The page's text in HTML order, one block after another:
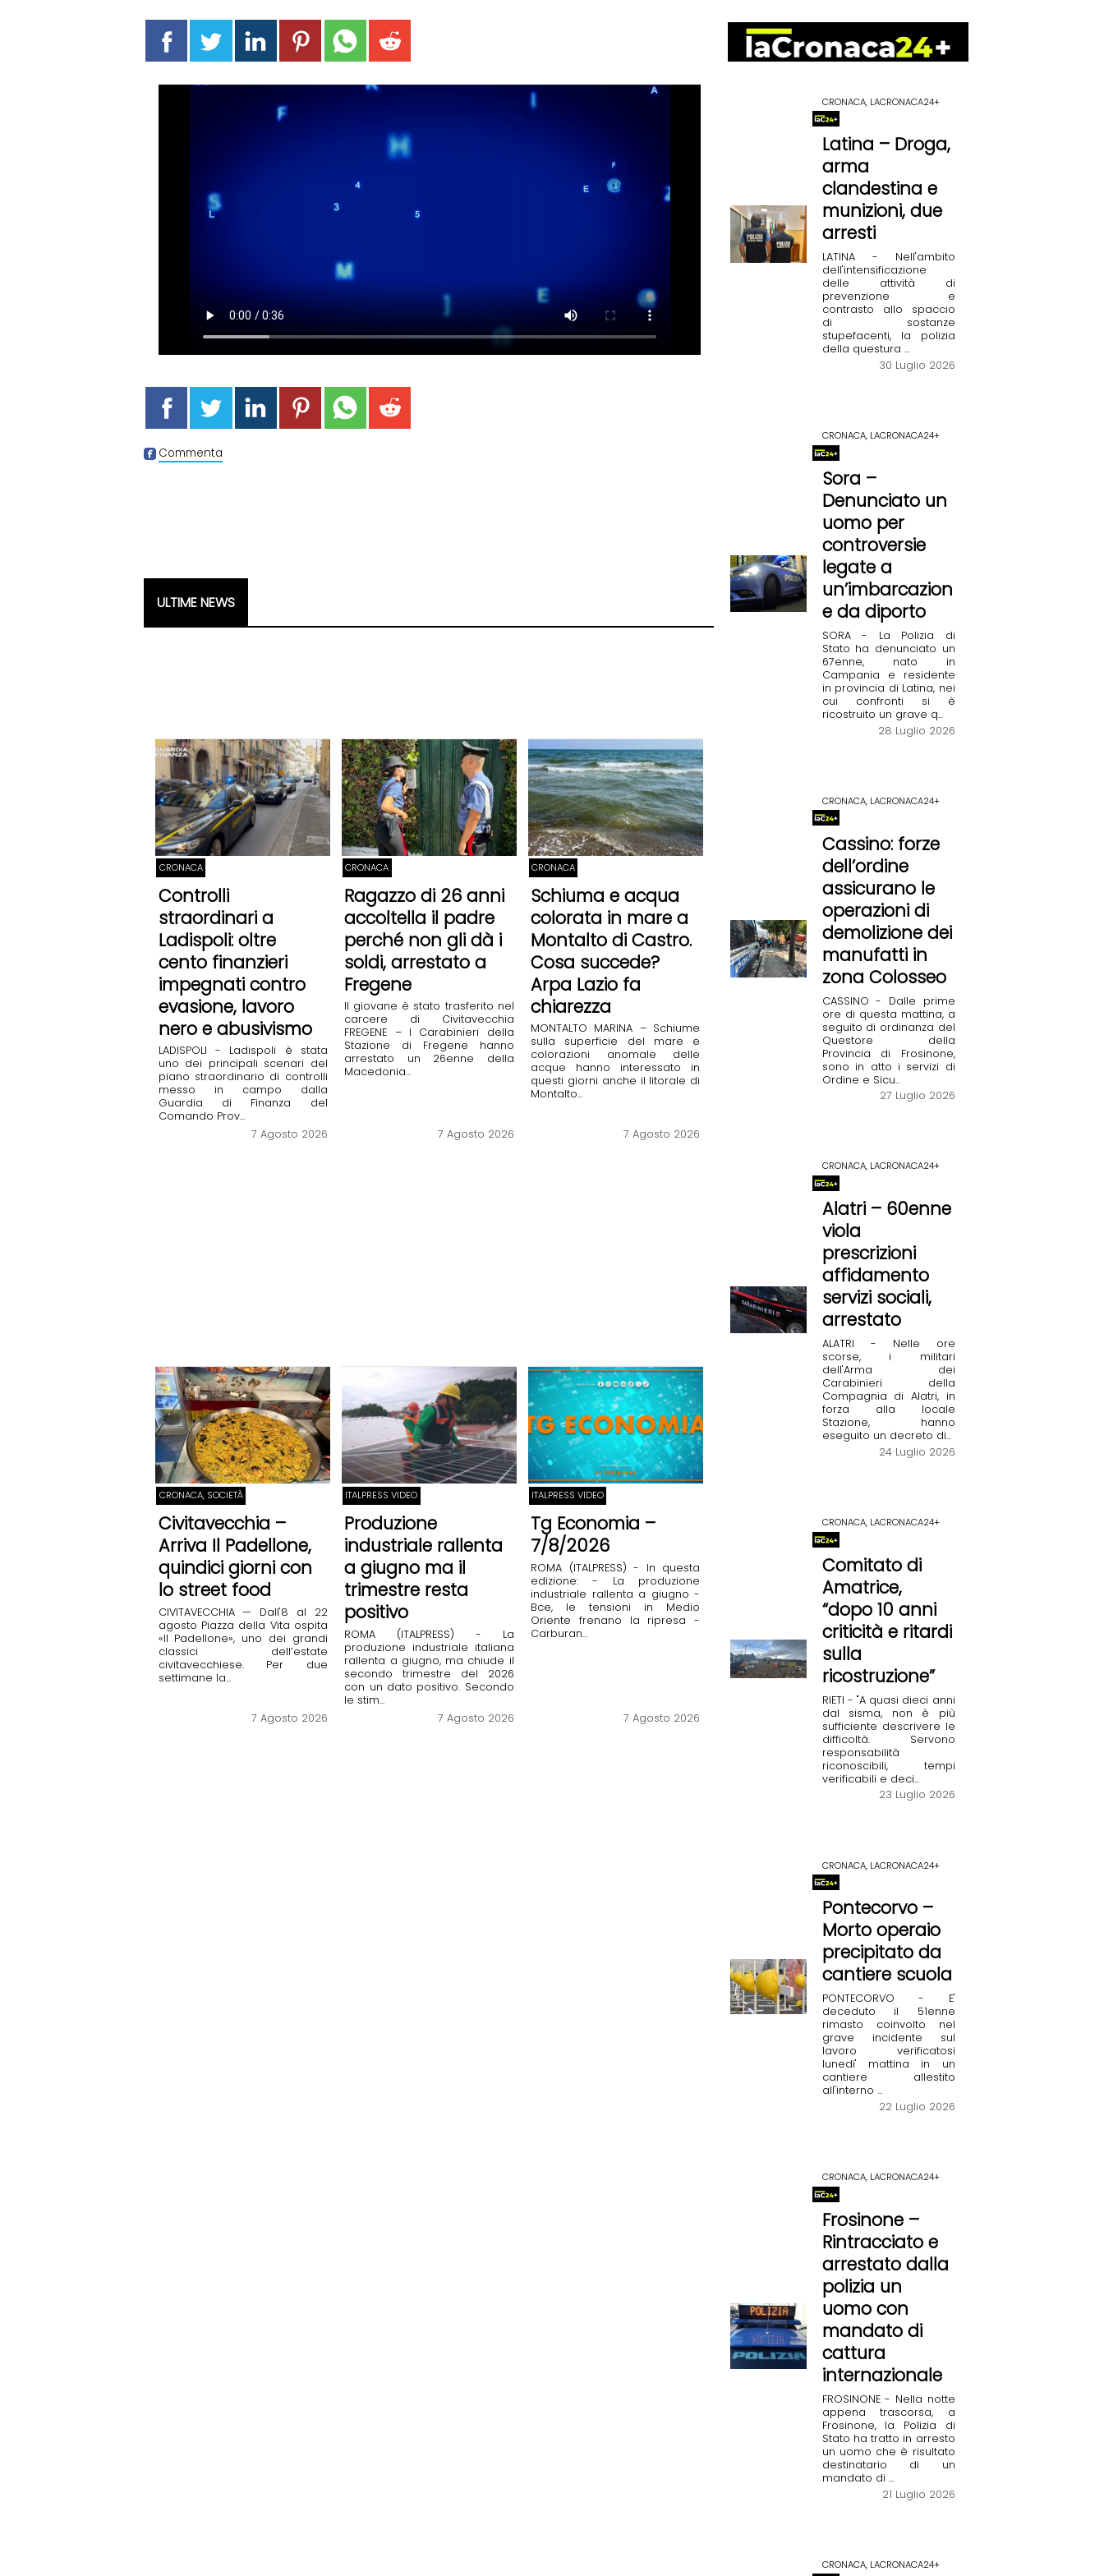
Commenta
ULTIME NEWS
CRONACA
Controlli
straordinari a
Ladispoli: oltre
cento finanzieri
impegnati contro
evasione, lavoro
nero e abusivismo
LADISPOLI - Ladispoli è stata
uno dei principali scenari del
piano straordinario di controlli
messo in campo dalla
Guardia di Finanza del
Comando Prov...
7 Agosto 2026
CRONACA
Ragazzo di 26 anni
accoltella il padre
perché non gli dà i
soldi, arrestato a
Fregene
Il giovane è stato trasferito nel
carcere di Civitavecchia
FREGENE – I Carabinieri della
Stazione di Fregene hanno
arrestato un 26enne della
Macedonia...
7 Agosto 2026
CRONACA
Schiuma e acqua
colorata in mare a
Montalto di Castro.
Cosa succede?
Arpa Lazio fa
chiarezza
MONTALTO MARINA – Schiume
sulla superficie del mare e
colorazioni anomale delle
acque hanno interessato in
questi giorni anche il litorale di
Montalto...
7 Agosto 2026
CRONACA, SOCIETÀ
Civitavecchia –
Arriva Il Padellone,
quindici giorni con
lo street food
CIVITAVECCHIA — Dall'8 al 22
agosto Piazza della Vita ospita
«Il Padellone», uno dei grandi
classici dell’estate
civitavecchiese. Per due
settimane la...
7 Agosto 2026
ITALPRESS VIDEO
Produzione
industriale rallenta
a giugno ma il
trimestre resta
positivo
ROMA (ITALPRESS) - La
produzione industriale italiana
rallenta a giugno, ma chiude il
secondo trimestre del 2026
con un dato positivo. Secondo
le stim...
7 Agosto 2026
ITALPRESS VIDEO
Tg Economia –
7/8/2026
ROMA (ITALPRESS) - In questa
edizione: - La produzione
industriale rallenta a giugno -
Bce, le tensioni in Medio
Oriente frenano la ripresa -
Carburan...
7 Agosto 2026
CRONACA, LACRONACA24+
Latina – Droga,
arma
clandestina e
munizioni, due
arresti
LATINA - Nell'ambito
dell'intensificazione
delle attività di
prevenzione e
contrasto allo spaccio
di sostanze
stupefacenti, la polizia
della questura ...
30 Luglio 2026
CRONACA, LACRONACA24+
Sora –
Denunciato un
uomo per
controversie
legate a
un’imbarcazion
e da diporto
SORA - La Polizia di
Stato ha denunciato un
67enne, nato in
Campania e residente
in provincia di Latina, nei
cui confronti si è
ricostruito un grave q...
28 Luglio 2026
CRONACA, LACRONACA24+
Cassino: forze
dell’ordine
assicurano le
operazioni di
demolizione dei
manufatti in
zona Colosseo
CASSINO - Dalle prime
ore di questa mattina, a
seguito di ordinanza del
Questore della
Provincia di Frosinone,
sono in atto i servizi di
Ordine e Sicu...
27 Luglio 2026
CRONACA, LACRONACA24+
Alatri – 60enne
viola
prescrizioni
affidamento
servizi sociali,
arrestato
ALATRI - Nelle ore
scorse, i militari
dell'Arma dei
Carabinieri della
Compagnia di Alatri, in
forza alla locale
Stazione, hanno
eseguito un decreto di...
24 Luglio 2026
CRONACA, LACRONACA24+
Comitato di
Amatrice,
“dopo 10 anni
criticità e ritardi
sulla
ricostruzione”
RIETI - "A quasi dieci anni
dal sisma, non è più
sufficiente descrivere le
difficoltà. Servono
responsabilità
riconoscibili, tempi
verificabili e deci...
23 Luglio 2026
CRONACA, LACRONACA24+
Pontecorvo –
Morto operaio
precipitato da
cantiere scuola
PONTECORVO - E'
deceduto il 51enne
rimasto coinvolto nel
grave incidente sul
lavoro verificatosi
lunedi' mattina in un
cantiere allestito
all'interno ...
22 Luglio 2026
CRONACA, LACRONACA24+
Frosinone –
Rintracciato e
arrestato dalla
polizia un
uomo con
mandato di
cattura
internazionale
FROSINONE - Nella notte
appena trascorsa, a
Frosinone, la Polizia di
Stato ha tratto in arresto
un uomo che è risultato
destinatario di un
mandato di ...
21 Luglio 2026
CRONACA, LACRONACA24+